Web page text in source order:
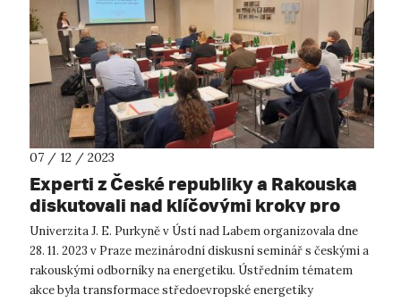
07 / 12 / 2023
Experti z České republiky a Rakouska
diskutovali nad klíčovými kroky pro
transformaci energetiky ve střední
Evropě
Univerzita J. E. Purkyně v Ústí nad Labem organizovala dne
28. 11. 2023 v Praze mezinárodní diskusní seminář s českými a
rakouskými odborníky na energetiku. Ústředním tématem
akce byla transformace středoevropské energetiky